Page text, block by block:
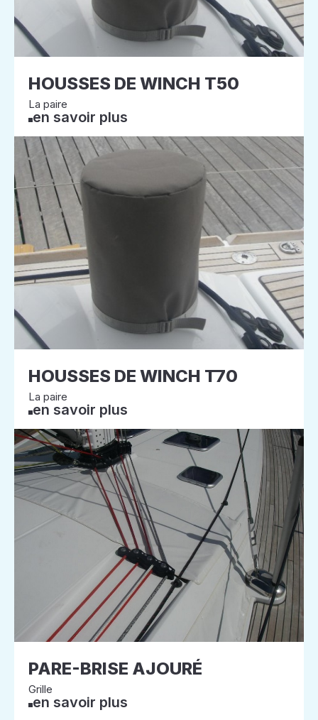
HOUSSES DE WINCH T50
La paire
en savoir plus
HOUSSES DE WINCH T70
La paire
en savoir plus
PARE-BRISE AJOURÉ
Grille
en savoir plus